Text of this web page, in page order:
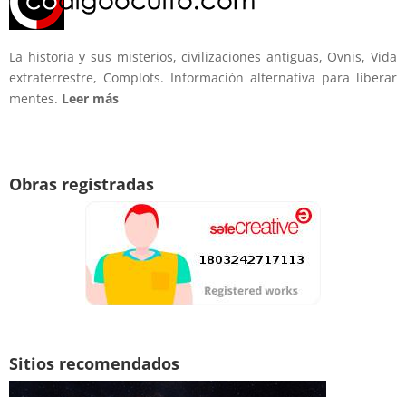
La historia y sus misterios, civilizaciones antiguas, Ovnis, Vida
extraterrestre, Complots. Información alternativa para liberar
mentes. Leer más
Obras registradas
Sitios recomendados